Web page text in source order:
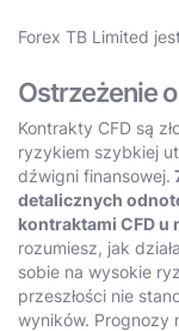
Forex TB Limited
Ostrzeżenie
Kontrakty CFD są
ryzykiem szybkiej
dźwigni finansowej.
detalicznych
kontraktami CFD u
rozumiesz, jak
sobie na wysokie
przeszłości nie
wyników. Prognozy